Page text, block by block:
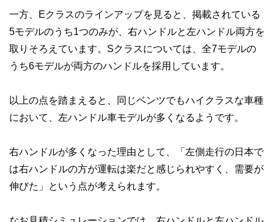
一方、Eクラスのラインアップを見ると、掲載されている
5モデルのうち1つのみが、右ハンドルと左ハンドル両方を
取りそろえています。Sクラスについては、全7モデルの
うち6モデルが両方のハンドルを採用しています。
以上の点を踏まえると、同じベンツでもハイクラスな車種
において、左ハンドル車モデルが多くなるようです。
右ハンドルが多くなった理由として、「左側走行の日本で
は右ハンドルの方が運転は楽だと感じられやすく、需要が
伸びた」という点が考えられます。
なお見積シミュレーションでは、右ハンドルと左ハンドル